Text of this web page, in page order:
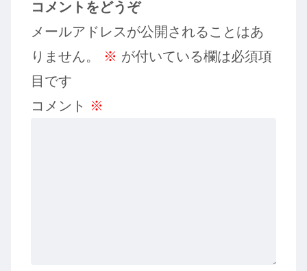
コメントをどうぞ
メールアドレスが公開されることはあ
りません。
※ が付いている欄は必須項
目です
コメント ※